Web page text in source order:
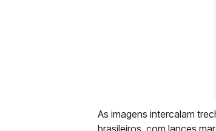
As imagens intercalam
brasileiros, com lances